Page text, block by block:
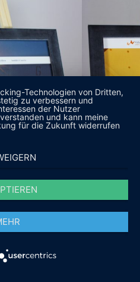
Technologien von Dritten,
zu verbessern und
der Nutzer
und kann meine
für die Zukunft widerrufen